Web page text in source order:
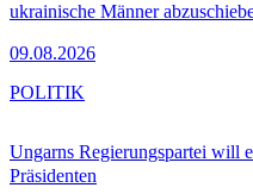
ukrainische Männer
09.08.2026
Ungarns Regierungspartei will
Präsidenten
POLITIK